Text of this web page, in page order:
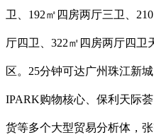
卫、192㎡四房两厅三卫、
厅四卫、322㎡四房两厅四卫
区。25分钟可达广州珠江新
IPARK购物核心、保利天际
货等多个大型贸易分析体，